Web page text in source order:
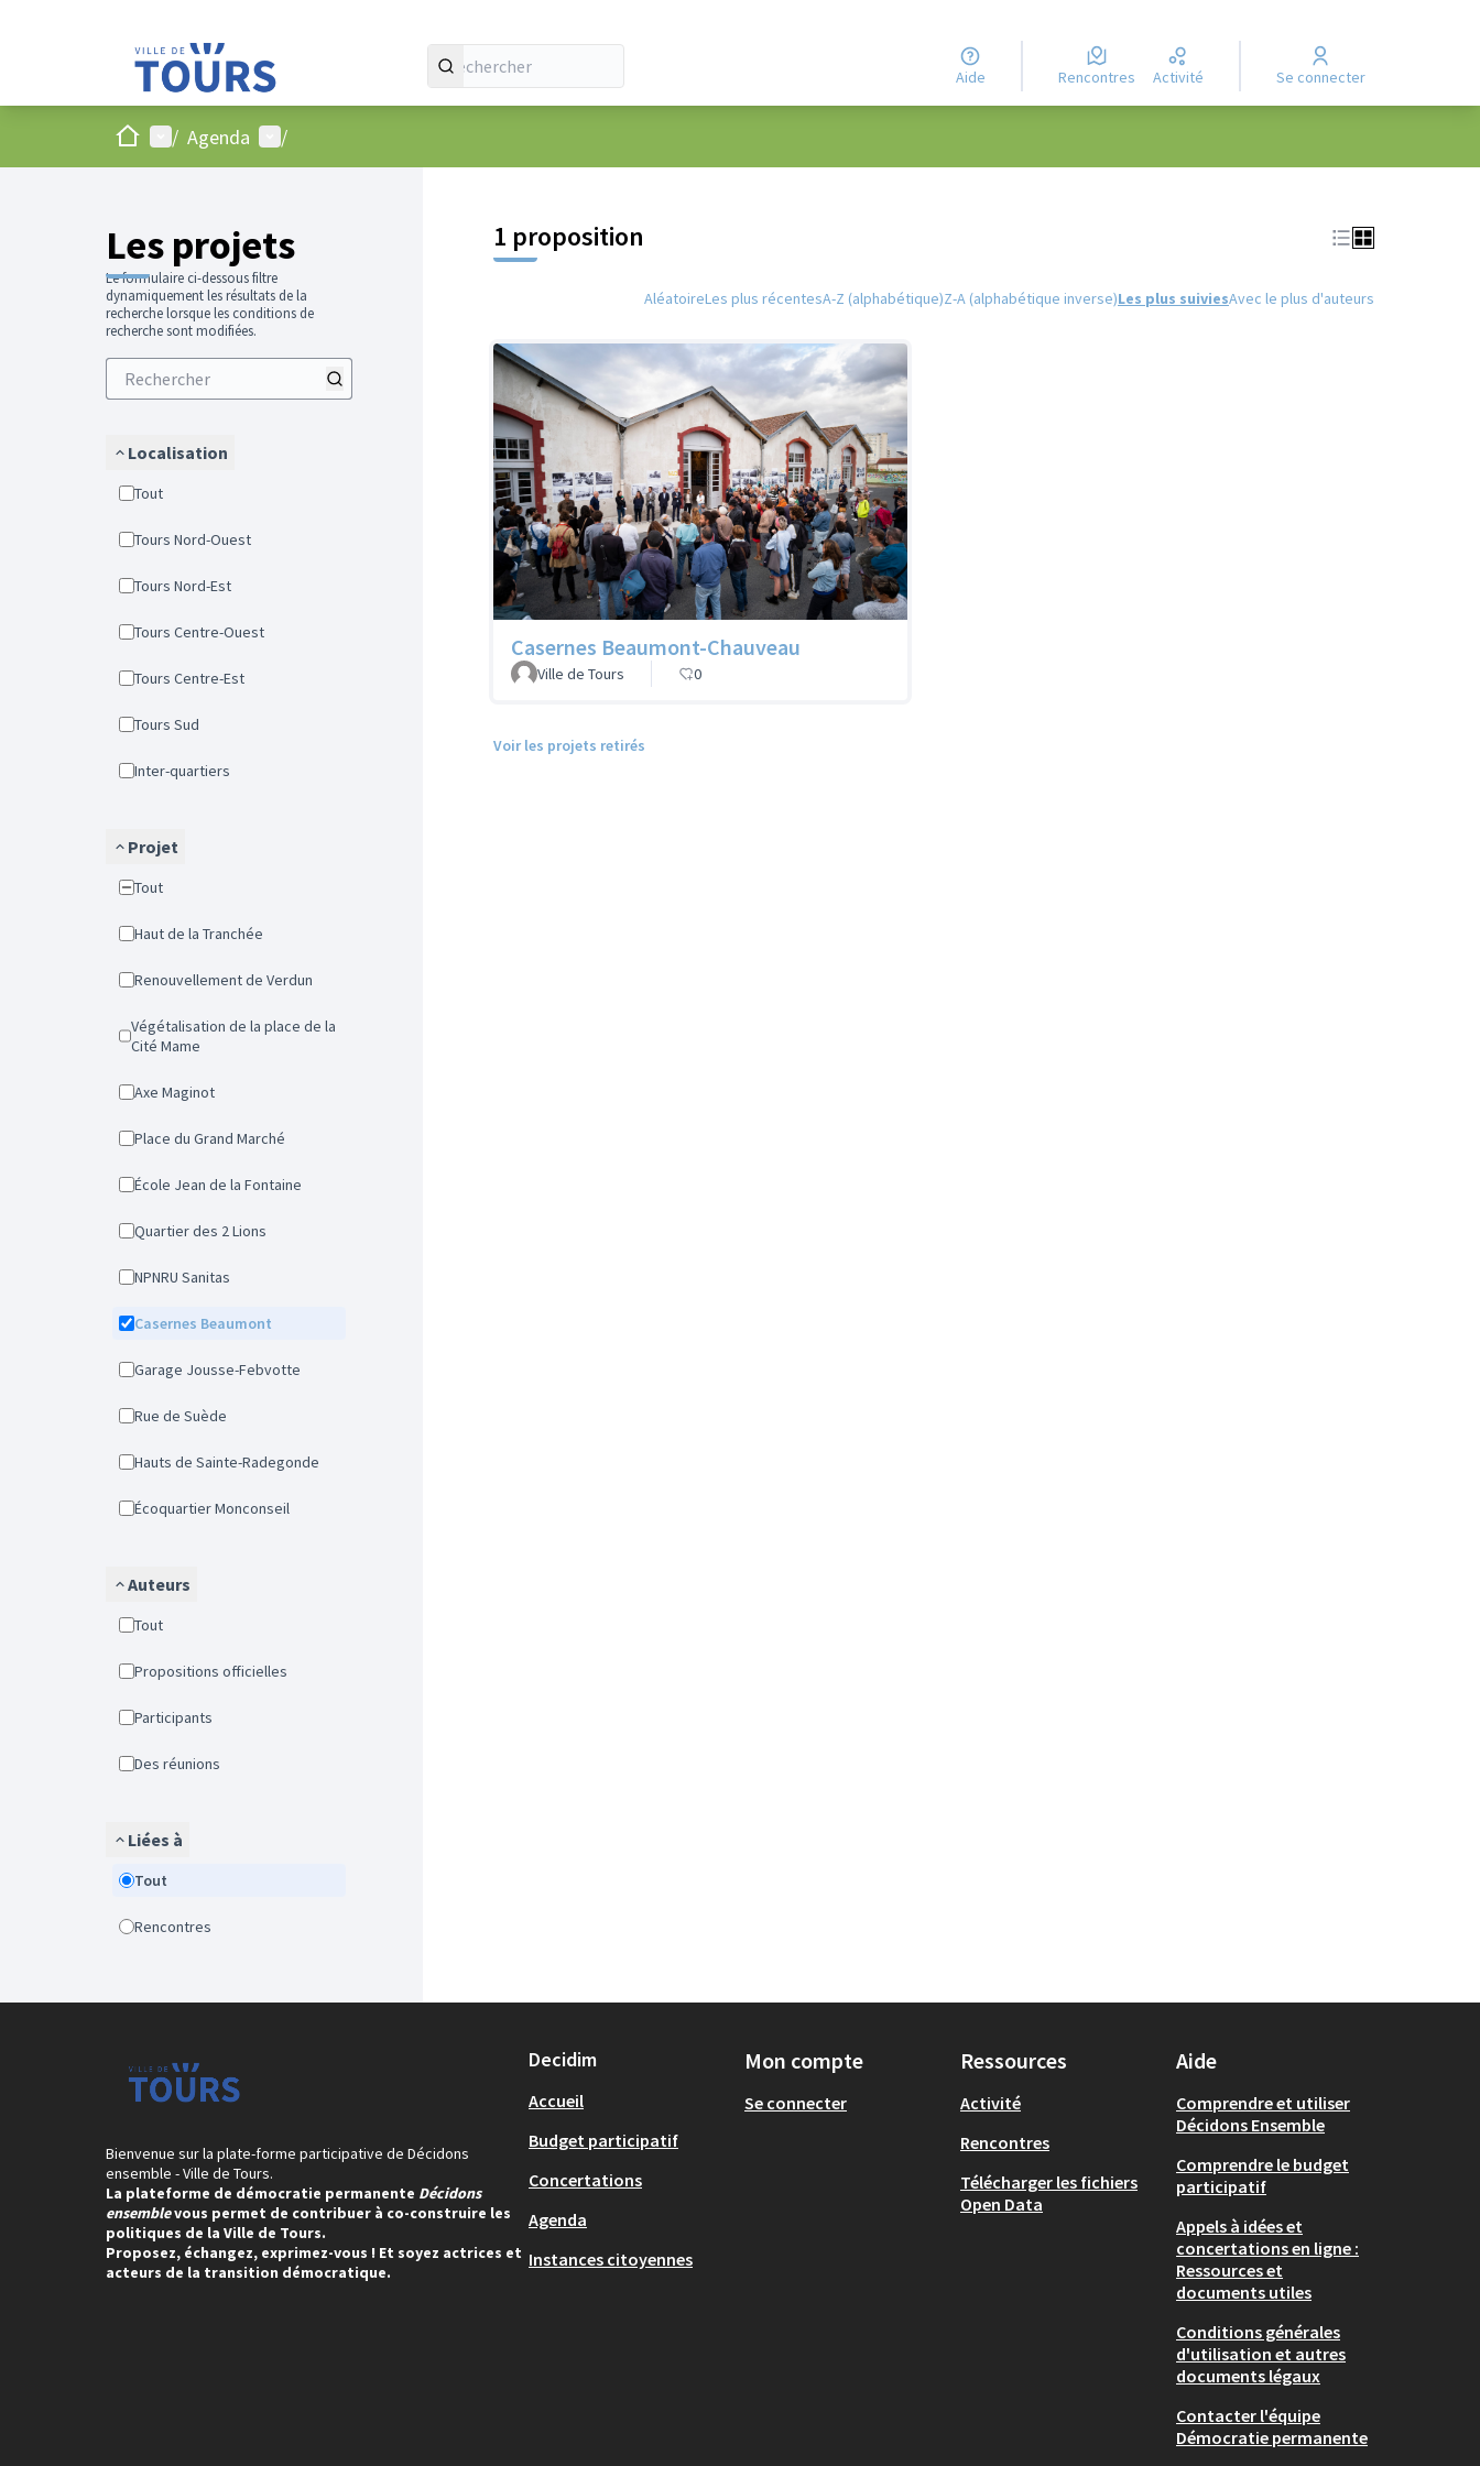
Aide Rencontres Activité Se connecter
AccueilMenu principal
/ Agenda Menu utilisateur
/
Les projets
Le formulaire ci-dessous filtre
dynamiquement les résultats de la
recherche lorsque les conditions de
recherche sont modifiées.
Localisation
Tout
Tours Nord-Ouest
Tours Nord-Est
Tours Centre-Ouest
Tours Centre-Est
Tours Sud
Inter-quartiers
Projet
Tout
Haut de la Tranchée
Renouvellement de Verdun
Végétalisation de la place de la
Cité Mame
Axe Maginot
Place du Grand Marché
École Jean de la Fontaine
Quartier des 2 Lions
NPNRU Sanitas
Casernes Beaumont
Garage Jousse-Febvotte
Rue de Suède
Hauts de Sainte-Radegonde
Écoquartier Monconseil
Auteurs
Tout
Propositions officielles
Participants
Des réunions
Liées à
Tout
Rencontres
1 proposition
AléatoireLes plus récentesA-Z (alphabétique)Z-A (alphabétique inverse)Les plus suiviesAvec le plus d'auteurs
Casernes Beaumont-Chauveau
Ville de Tours 0
Voir les projets retirés
Bienvenue sur la plate-forme participative de Décidons
ensemble - Ville de Tours.
La plateforme de démocratie permanente Décidons
ensemblevous permet de contribuer à co-construire les
politiques de la Ville de Tours.
Proposez, échangez, exprimez-vous ! Et soyez actrices et
acteurs de la transition démocratique.
Decidim
Accueil
Budget participatif
Concertations
Agenda
Instances citoyennes
Mon compte
Se connecter
Ressources
Activité
Rencontres
Télécharger les fichiers
Open Data
Aide
Comprendre et utiliser
Décidons Ensemble
Comprendre le budget
participatif
Appels à idées et
concertations en ligne :
Ressources et
documents utiles
Conditions générales
d'utilisation et autres
documents légaux
Contacter l'équipe
Démocratie permanente